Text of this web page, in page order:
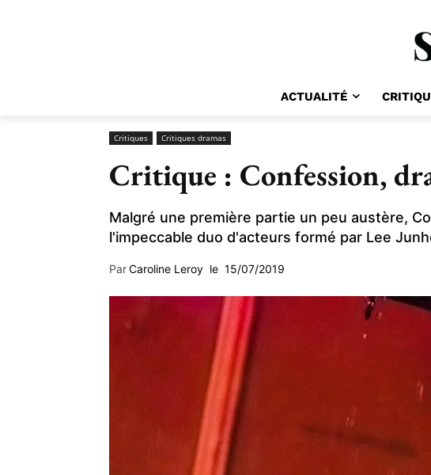
ACTUALITÉ
Critiques Critiques dramas
Critique : Confession,
Malgré une première partie un peu austère,
l'impeccable duo d'acteurs formé par Lee
ParCaroline Leroy le 15/07/2019